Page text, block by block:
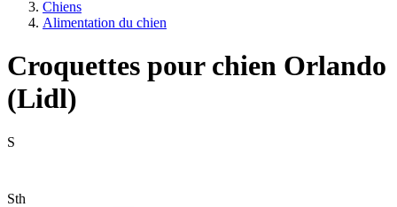
Chiens
Alimentation du chien
Croquettes pour chien Orlando
(Lidl)
S
Sth